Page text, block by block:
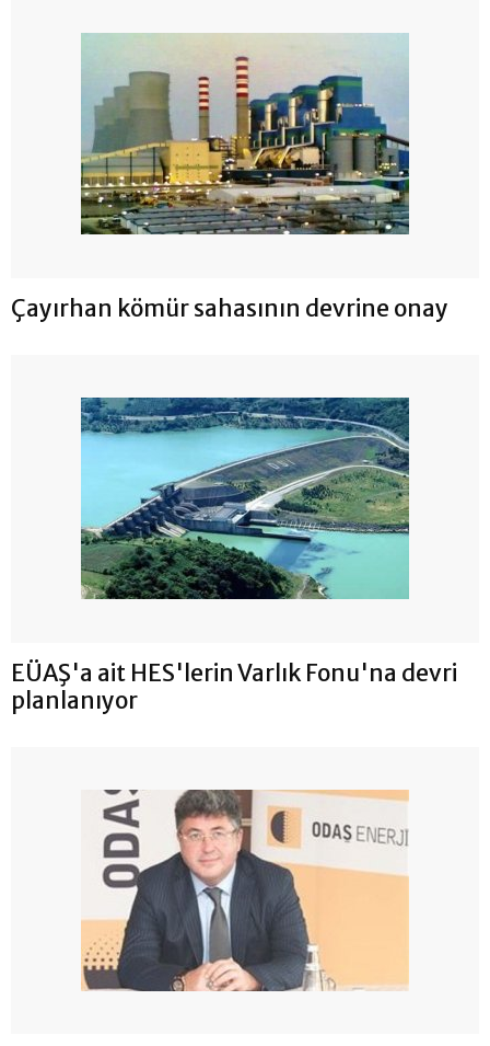
Çayırhan kömür sahasının devrine onay
EÜAŞ'a ait HES'lerin Varlık Fonu'na devri
planlanıyor